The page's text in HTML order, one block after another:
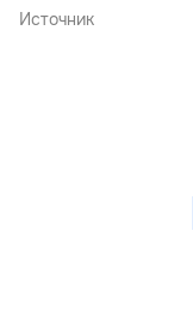
Источник